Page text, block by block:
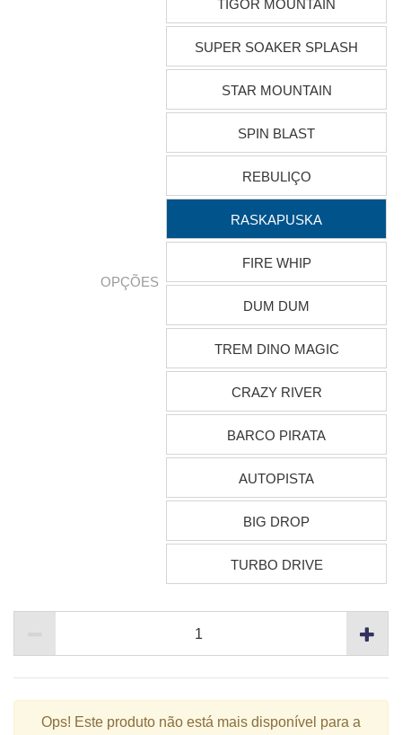
OPÇÕES
TIGOR MOUNTAIN
SUPER SOAKER SPLASH
STAR MOUNTAIN
SPIN BLAST
REBULIÇO
RASKAPUSKA
FIRE WHIP
DUM DUM
TREM DINO MAGIC
CRAZY RIVER
BARCO PIRATA
AUTOPISTA
BIG DROP
TURBO DRIVE
Ops! Este produto não está mais disponível para a